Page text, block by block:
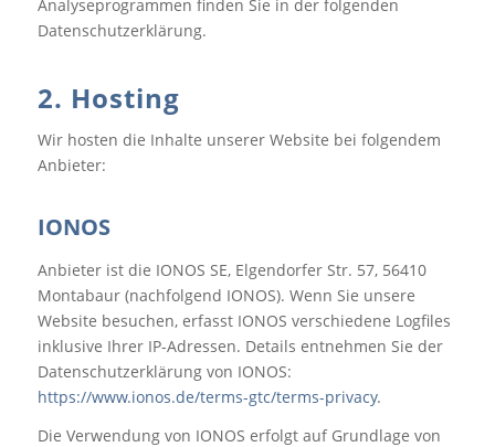
Analyseprogrammen finden Sie in der folgenden
Datenschutzerklärung.
2. Hosting
Wir hosten die Inhalte unserer Website bei folgendem
Anbieter:
IONOS
Anbieter ist die IONOS SE, Elgendorfer Str. 57, 56410
Montabaur (nachfolgend IONOS). Wenn Sie unsere
Website besuchen, erfasst IONOS verschiedene Logfiles
inklusive Ihrer IP-Adressen. Details entnehmen Sie der
Datenschutzerklärung von IONOS:
https://www.ionos.de/terms-gtc/terms-privacy.
Die Verwendung von IONOS erfolgt auf Grundlage von